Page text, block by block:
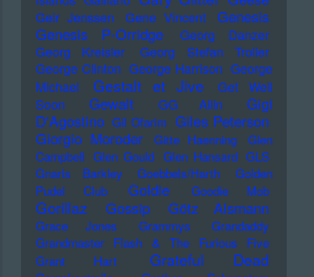
Geir Jenssen Gene Vincent
Genesis
Genesis P-Orridge
Georg Danzer
Georg Kreisler
Georg Stefan Troller
George Clinton George Harrison George
Michael
Gestalt et Jive
Get Well
Soon
Gewalt GG Allin
Gigi
D'Agostino Gil Ofarim Giles Peterson
Giorgio Moroder
Gitte Haenning
Glen
Campbell Glen Gould Glen Hansard GLS
Gnarls Barkley
Goebbels/Harth
Golden
Pudel Club
Goldie Goodie Mob
Gorillaz Gossip Götz Alsmann
Grace Jones Grammys
Grandaddy
Grandmaster Flash & The Furious Five
Grant Hart
Grateful Dead